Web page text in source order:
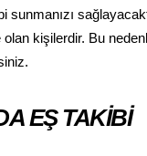
sunmanızı
kişilerdir. Bu
EŞ TAKİBİ